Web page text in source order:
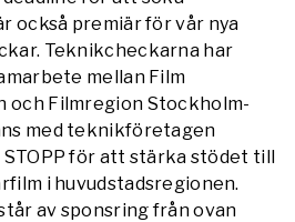
också premiär för vår nya
Teknikcheckarna har
mellan Film
och Filmregion Stockholm-
med teknikföretagen
STOPP för att stärka stödet till
i huvudstadsregionen.
av sponsring från ovan